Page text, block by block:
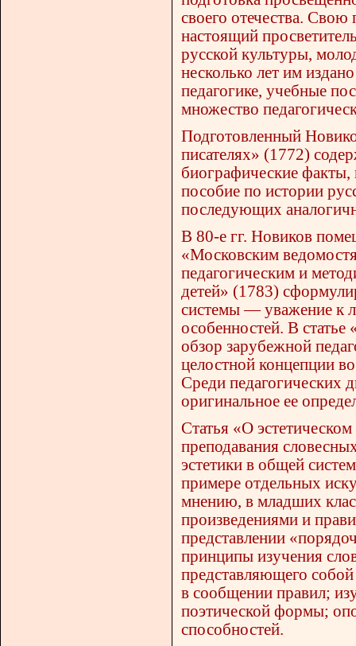
своего отечества. Свою
настоящий
русской культуры,
несколько лет им
педагогике, учебные
множество
Подготовленный
писателях» (1772)
биографические факты,
пособие по истории
последующих
В 80-е гг. Новиков
«Московским
педагогическим и
детей» (1783)
системы — уважение к
особенностей. В
обзор зарубежной
целостной концепции
Среди педагогических
оригинальное ее
Статья «О
преподавания
эстетики в общей
примере отдельных
мнению, в младших
произведениями и
представлении
принципы изучения
представляющего
в сообщении правил;
поэтической формы;
способностей.